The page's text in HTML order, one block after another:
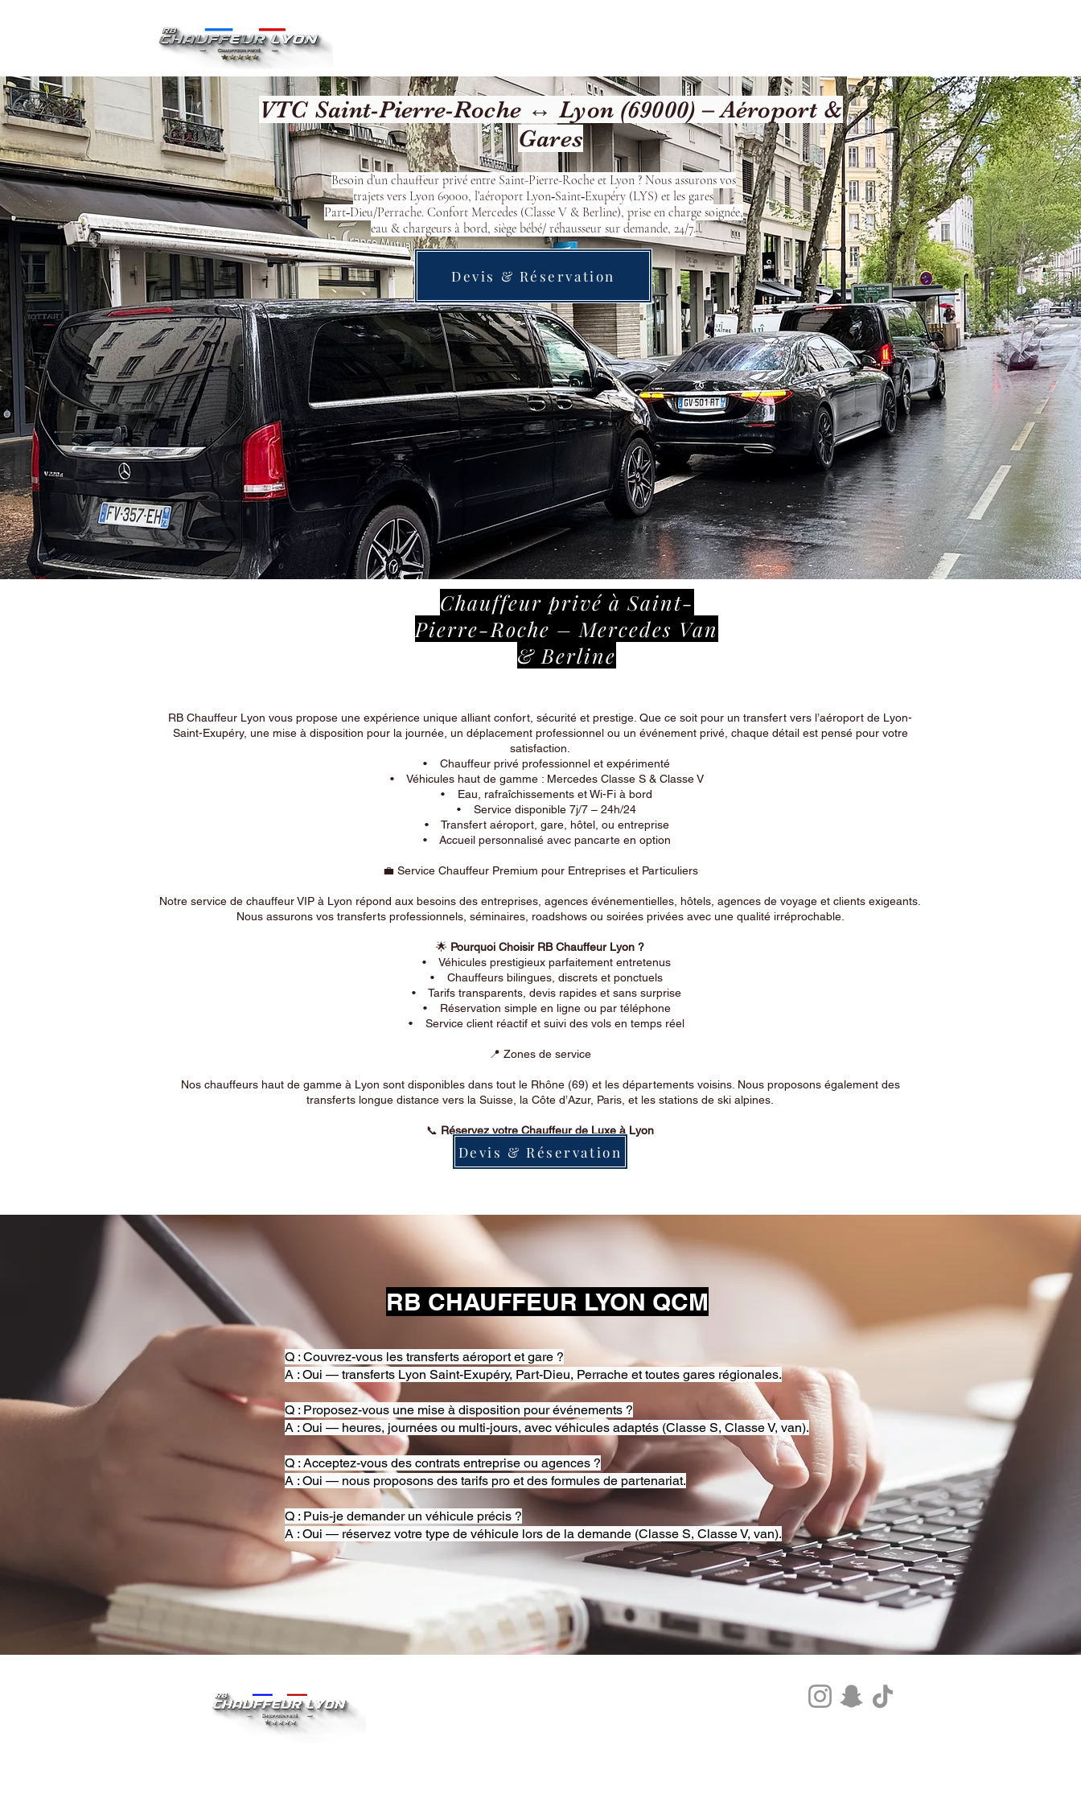
VTC Saint-Pierre-Roche ↔ Lyon (69000) – Aéroport &
Gares
Besoin d’un chauffeur privé entre Saint-Pierre-Roche et Lyon ? Nous assurons vos
trajets vers Lyon 69000, l’aéroport Lyon‑Saint‑Exupéry (LYS) et les gares
Part‑Dieu/Perrache. Confort Mercedes (Classe V & Berline), prise en charge soignée,
eau & chargeurs à bord, siège bébé/ réhausseur sur demande, 24/7.
Devis & Réservation
Chauffeur privé à Saint-
Pierre-Roche – Mercedes Van
& Berline
RB Chauffeur Lyon vous propose une expérience unique alliant confort, sécurité et prestige. Que ce soit pour un transfert vers l’aéroport de Lyon-
Saint-Exupéry, une mise à disposition pour la journée, un déplacement professionnel ou un événement privé, chaque détail est pensé pour votre
satisfaction.
• Chauffeur privé professionnel et expérimenté
• Véhicules haut de gamme : Mercedes Classe S & Classe V
• Eau, rafraîchissements et Wi-Fi à bord
• Service disponible 7j/7 – 24h/24
• Transfert aéroport, gare, hôtel, ou entreprise
• Accueil personnalisé avec pancarte en option
💼 Service Chauffeur Premium pour Entreprises et Particuliers
Notre service de chauffeur VIP à Lyon répond aux besoins des entreprises, agences événementielles, hôtels, agences de voyage et clients exigeants.
Nous assurons vos transferts professionnels, séminaires, roadshows ou soirées privées avec une qualité irréprochable.
🌟 Pourquoi Choisir RB Chauffeur Lyon ?
• Véhicules prestigieux parfaitement entretenus
• Chauffeurs bilingues, discrets et ponctuels
• Tarifs transparents, devis rapides et sans surprise
• Réservation simple en ligne ou par téléphone
• Service client réactif et suivi des vols en temps réel
📍 Zones de service
Nos chauffeurs haut de gamme à Lyon sont disponibles dans tout le Rhône (69) et les départements voisins. Nous proposons également des
transferts longue distance vers la Suisse, la Côte d’Azur, Paris, et les stations de ski alpines.
📞 Réservez votre Chauffeur de Luxe à Lyon
Devis & Réservation
RB CHAUFFEUR LYON QCM
Q : Couvrez-vous les transferts aéroport et gare ?
A : Oui — transferts Lyon Saint-Exupéry, Part-Dieu, Perrache et toutes gares régionales.
Q : Proposez-vous une mise à disposition pour événements ?
A : Oui — heures, journées ou multi-jours, avec véhicules adaptés (Classe S, Classe V, van).
Q : Acceptez-vous des contrats entreprise ou agences ?
A : Oui — nous proposons des tarifs pro et des formules de partenariat.
Q : Puis-je demander un véhicule précis ?
A : Oui — réservez votre type de véhicule lors de la demande (Classe S, Classe V, van).